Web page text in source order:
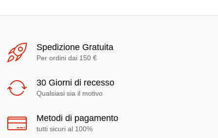
Spedizione Gratuita
Per ordini dai 150 €
30 Giorni di recesso
Qualsiasi sia il motivo
Metodi di pagamento
tutti sicuri al 100%